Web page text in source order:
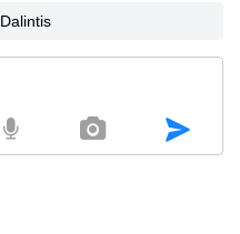
Dalintis